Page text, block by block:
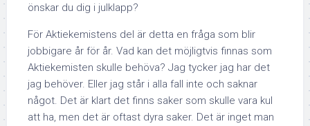
önskar du dig i julklapp?
För Aktiekemistens del är detta en fråga som blir
jobbigare år för år. Vad kan det möjligtvis finnas som
Aktiekemisten skulle behöva? Jag tycker jag har det
jag behöver. Eller jag står i alla fall inte och saknar
något. Det är klart det finns saker som skulle vara kul
att ha, men det är oftast dyra saker. Det är inget man